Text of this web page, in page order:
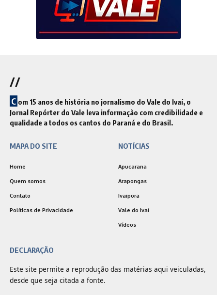
//
C om 15 anos de história no jornalismo do Vale do Ivaí, o
Jornal Repórter do Vale leva informação com credibilidade e
qualidade a todos os cantos do Paraná e do Brasil.
MAPA DO SITE
Home
Quem somos
Contato
Políticas de Privacidade
NOTÍCIAS
Apucarana
Arapongas
Ivaiporã
Vale do Ivaí
Vídeos
DECLARAÇÃO
Este site permite a reprodução das matérias aqui veiculadas,
desde que seja citada a fonte.